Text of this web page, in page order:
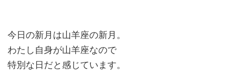
今日の新月は山羊座の新月。
わたし自身が山羊座なので
特別な日だと感じています。